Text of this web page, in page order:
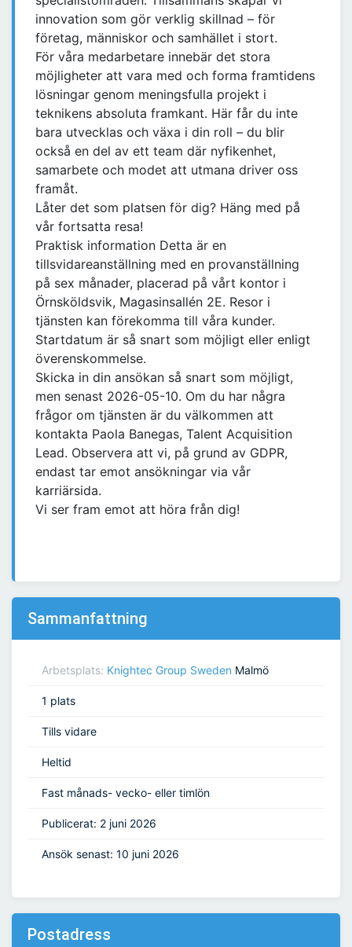
innovation som gör verklig skillnad – för
företag, människor och samhället i stort.
För våra medarbetare innebär det stora
möjligheter att vara med och forma framtidens
lösningar genom meningsfulla projekt i
teknikens absoluta framkant. Här får du inte
bara utvecklas och växa i din roll – du blir
också en del av ett team där nyfikenhet,
samarbete och modet att utmana driver oss
framåt.
Låter det som platsen för dig? Häng med på
vår fortsatta resa!
Praktisk information Detta är en
tillsvidareanställning med en provanställning
på sex månader, placerad på vårt kontor i
Örnsköldsvik, Magasinsallén 2E. Resor i
tjänsten kan förekomma till våra kunder.
Startdatum är så snart som möjligt eller enligt
överenskommelse.
Skicka in din ansökan så snart som möjligt,
men senast 2026-05-10. Om du har några
frågor om tjänsten är du välkommen att
kontakta Paola Banegas, Talent Acquisition
Lead. Observera att vi, på grund av GDPR,
endast tar emot ansökningar via vår
karriärsida.
Vi ser fram emot att höra från dig!
Sammanfattning
Arbetsplats: Knightec Group Sweden Malmö
1 plats
Tills vidare
Heltid
Fast månads- vecko- eller timlön
Publicerat: 2 juni 2026
Ansök senast: 10 juni 2026
Postadress